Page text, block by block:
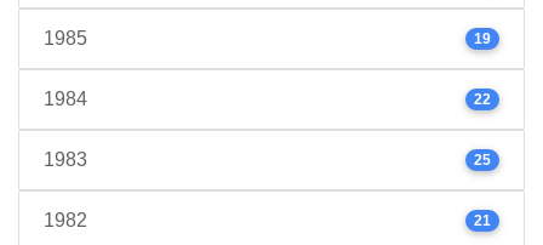
1985 19
1984 22
1983 25
1982 21